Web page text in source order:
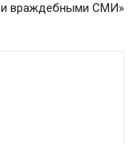
и враждебными СМИ»